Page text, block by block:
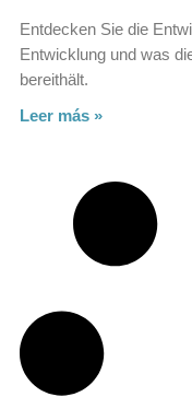
Entdecken Sie die
Entwicklung und was
bereithält.
Leer más »